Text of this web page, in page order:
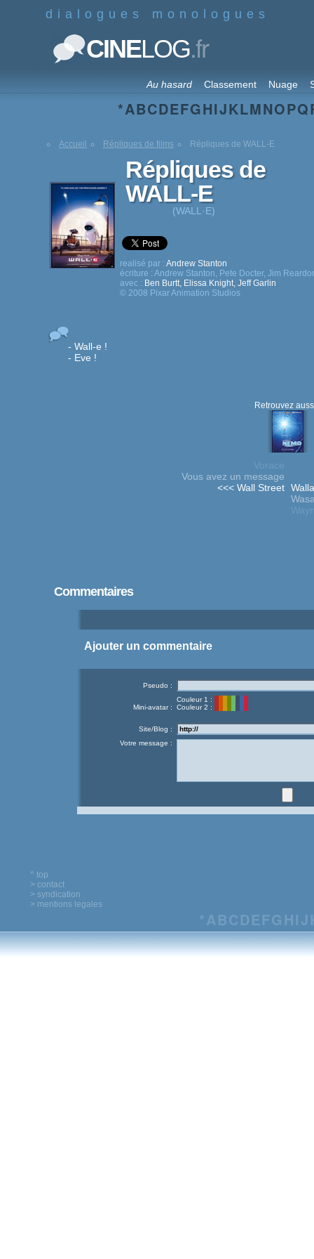
dialogues monologues
CINELOG.fr
Au hasard Classement Nuage
*ABCDEFGHIJKLMNOPQ
Accueil Répliques de films Répliques de WALL-E
Répliques de
WALL-E
(WALL·E)
realisé par : Andrew Stanton
écriture : Andrew Stanton, Pete Docter, Jim
avec : Ben Burtt, Elissa Knight, Jeff Garlin
© 2008 Pixar Animation Studios
- Wall-e !
- Eve !
Retrouvez
Vorace
Vous avez un message
<<< Wall Street
Commentaires
Ajouter un commentaire
Pseudo :
Mini-avatar :
Couleur 1 :
Couleur 2 :
Site/Blog :
Votre message :
^ top
> contact
> syndication
> mentions legales
*ABCDEFG HIJ